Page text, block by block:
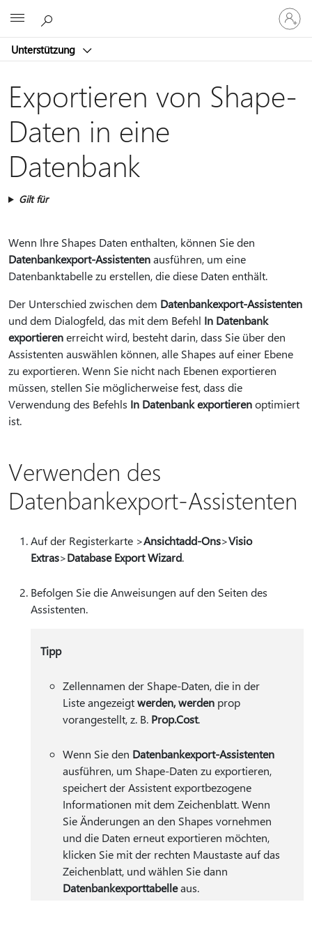
Unterstützung
Bei
Ihrem
Konto
Exportieren von Shape-
Daten in eine
Datenbank
Gilt für
Wenn Ihre Shapes Daten enthalten, können Sie den
Datenbankexport-Assistentenausführen, um eine
Datenbanktabelle zu erstellen, die diese Daten enthält.
Der Unterschied zwischen dem Datenbankexport-Assistenten
und dem Dialogfeld, das mit dem Befehl In Datenbank
exportierenerreicht wird, besteht darin, dass Sie über den
Assistenten auswählen können, alle Shapes auf einer Ebene
zu exportieren. Wenn Sie nicht nach Ebenen exportieren
müssen, stellen Sie möglicherweise fest, dass die
Verwendung des Befehls In Datenbank exportierenoptimiert
ist.
Verwenden des
Datenbankexport-Assistenten
Auf der Registerkarte >Ansichtadd-Ons>Visio
Extras>Database Export Wizard.
Befolgen Sie die Anweisungen auf den Seiten des
Assistenten.
Tipp
Zellennamen der Shape-Daten, die in der
Liste angezeigtwerden, werdenprop
vorangestellt, z. B. Prop.Cost.
Wenn Sie den Datenbankexport-Assistenten
ausführen, um Shape-Daten zu exportieren,
speichert der Assistent exportbezogene
Informationen mit dem Zeichenblatt. Wenn
Sie Änderungen an den Shapes vornehmen
und die Daten erneut exportieren möchten,
klicken Sie mit der rechten Maustaste auf das
Zeichenblatt, und wählen Sie dann
Datenbankexporttabelleaus.